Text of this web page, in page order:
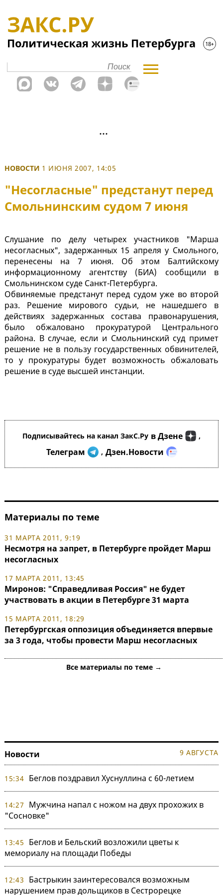
НОВОСТИ 1 ИЮНЯ 2007, 14:05
"Несогласные" предстанут перед
Смольнинским судом 7 июня
Слушание по делу четырех участников "Марша
несогласных", задержанных 15 апреля у Смольного,
перенесены на 7 июня. Об этом Балтийскому
информационному агентству (БИА) сообщили в
Смольнинском суде Санкт-Петербурга.
Обвиняемые предстанут перед судом уже во второй
раз. Решение мирового судьи, не нашедшего в
действиях задержанных состава правонарушения,
было обжаловано прокуратурой Центрального
района. В случае, если и Смольнинский суд примет
решение не в пользу государственных обвинителей,
то у прокуратуры будет возможность обжаловать
решение в суде высшей инстанции.
Подписывайтесь на канал ЗакС.Ру в Дзене ,
Телеграм , Дзен.Новости
Материалы по теме
31 МАРТА 2011, 9:19
Несмотря на запрет, в Петербурге пройдет Марш
несогласных
17 МАРТА 2011, 13:45
Миронов: "Справедливая Россия" не будет
участвовать в акции в Петербурге 31 марта
15 МАРТА 2011, 18:29
Петербургская оппозиция объединяется впервые
за 3 года, чтобы провести Марш несогласных
Все материалы по теме →
Новости 9 АВГУСТА
15:34 Беглов поздравил Хуснуллина с 60-летием
14:27
Мужчина напал с ножом на двух прохожих в
"Сосновке"
13:45
Беглов и Бельский возложили цветы к
мемориалу на площади Победы
12:43
Бастрыкин заинтересовался возможным
нарушением прав дольщиков в Сестрорецке